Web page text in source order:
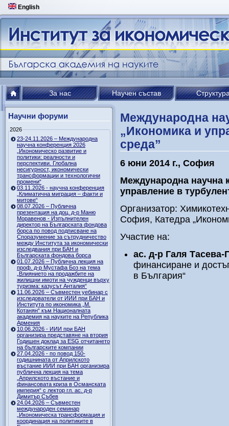
English
За нас Научен състав
Научни форуми
2026
23-24.11.2026 – Международна
научна конференция 2026
„Икономическо развитие и
политики: реалности и
перспективи. Глобална
несигурност, икономически
трансформации и технологични
промени“
03.11.2026 - научна конференция
„Климатична миграция – факти и
митове“
08.07.2026 – Публична
презентация на доц. д-р Маню
Моравенов - Изпълнителен
директор на Българската фондова
борса по повод подписване на
Споразумение за сътрудничество
между Института за икономически
изследвания при БАН и
Българската фондова борса
01.07.2026 – Публична лекция на
проф. д-р Мустафа Боз на тема
„Влиянието на продажбите на
жилищни имоти на чужденци върху
туризма: казусът Анталия“
11.06.2026 – Съвместен уебинар с
изследователи от ИИИ при БАН и
Института по икономика „М.
Котанян“ към Националната
академия на науките на Република
Армения
10.06.2026 - ИИИ при БАН
организира представяне на втория
Годишен доклад за ESG отчитането
на българските компании
27.04.2026 - по повод 150-
годишнината от Априлското
въстание ИИИ при БАН организира
публична лекция на тема
„Априлското въстание и
финансовата криза в Османската
империя“ с лектор гл. ас. д-р
Димитър Събев
24.04.2026 – Съвместен
международен семинар
„Икономическа трансформация и
координация на политиките в
Международна
„Икономика и
среда”
6 юни 2014 г., София
Международна научна
управление в
Организатор:
София, Катедра
Участие на:
ас. д-р Галя Тасева-
финансиране и
в България“